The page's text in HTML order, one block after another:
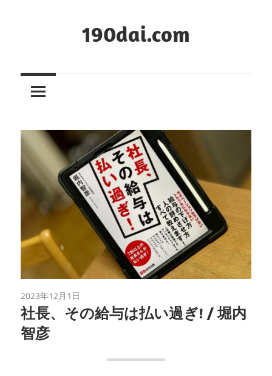
ツ
キ
ッ
プ
190dai.com
2023年12月1日
社長、その給与は払い過ぎ! / 堀内
智彦